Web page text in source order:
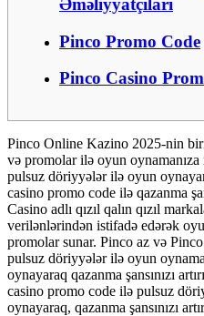
Əməliyyatçıları
Pinco Promo Code
Pinco Casino
Pinco Online Kazino 2025-nin
və promolar ilə oyun
pulsuz döriyyələr ilə oyun
casino promo code ilə qazanma
Casino adlı qızıl qalın qızıl
verilənlərindən istifadə edərək
promolar sunar. Pinco az və
pulsuz döriyyələr ilə oyun
oynayaraq qazanma şansınızı
casino promo code ilə pulsuz
oynayaraq, qazanma şansınızı